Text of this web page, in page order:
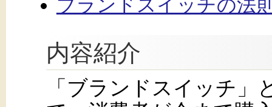
ブランドスイッチの法
内容紹介
「ブランドスイッチ」